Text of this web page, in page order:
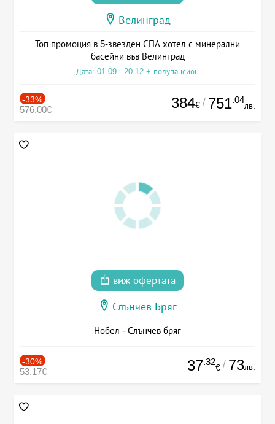
Велинград
Топ промоция в 5-звезден СПА хотел с минерални
басейни във Велинград
Дата: 01.09 - 20.12 + полупансион
-33%
576.00€ 384€ / 751.04
лв.
виж офертата
Слънчев Бряг
Нобел - Слънчев бряг
-30%
53.17€ 37.32
€ / 73лв.